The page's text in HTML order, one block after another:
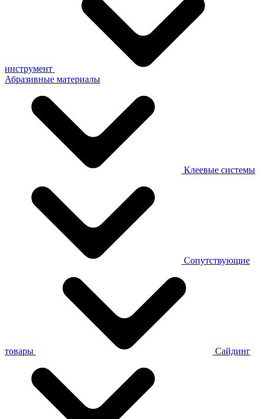
инструмент
Абразивные материалы
Клеевые системы
Сопутствующие
товары Сайдинг